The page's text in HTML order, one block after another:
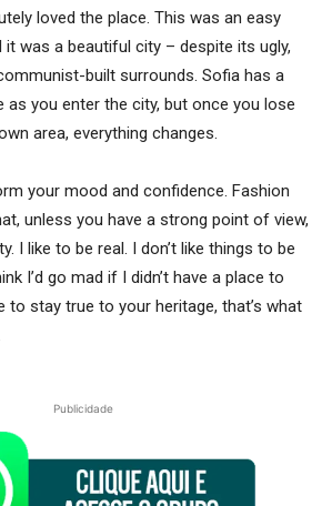
loved the place. This was an easy
it was a beautiful city – despite its ugly,
built surrounds. Sofia has a
as you enter the city, but once you lose
area, everything changes.
your mood and confidence. Fashion
unless you have a strong point of view,
I like to be real. I don’t like things to be
I’d go mad if I didn’t have a place to
to stay true to your heritage, that’s what
Publicidade